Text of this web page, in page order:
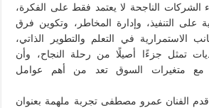
الشركات الناجحة لا يعتمد فقط على الفكرة،
التنفيذ، وإدارة المخاطر، وتكوين فرق
الاستمرارية في التعلم والتطوير الذاتي،
تمثل جزءًا أصيلًا من رحلة النجاح، وأن
مع متغيرات السوق تعد من أهم عوامل
الفنان عمرو مصطفى تجربة ملهمة بعنوان